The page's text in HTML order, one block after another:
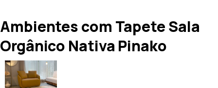
Ambientes com Tapete Sala
Orgânico Nativa Pinako